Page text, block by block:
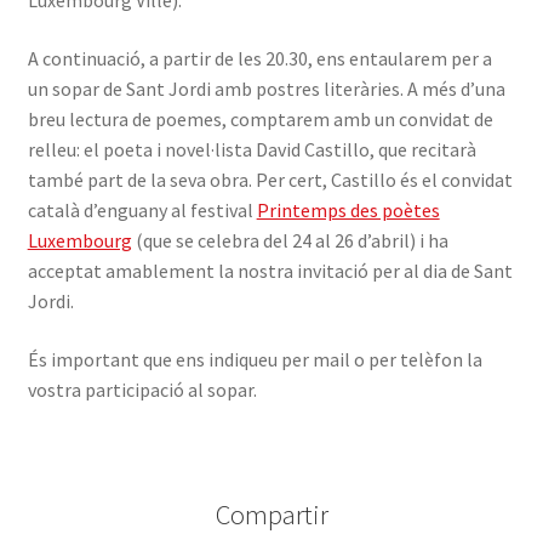
A continuació, a partir de les 20.30, ens entaularem per a
un sopar de Sant Jordi amb postres literàries. A més d’una
breu lectura de poemes, comptarem amb un convidat de
relleu: el poeta i novel·lista David Castillo, que recitarà
també part de la seva obra. Per cert, Castillo és el convidat
català d’enguany al festival Printemps des poètes
Luxembourg (que se celebra del 24 al 26 d’abril) i ha
acceptat amablement la nostra invitació per al dia de Sant
Jordi.
És important que ens indiqueu per mail o per telèfon la
vostra participació al sopar.
Compartir